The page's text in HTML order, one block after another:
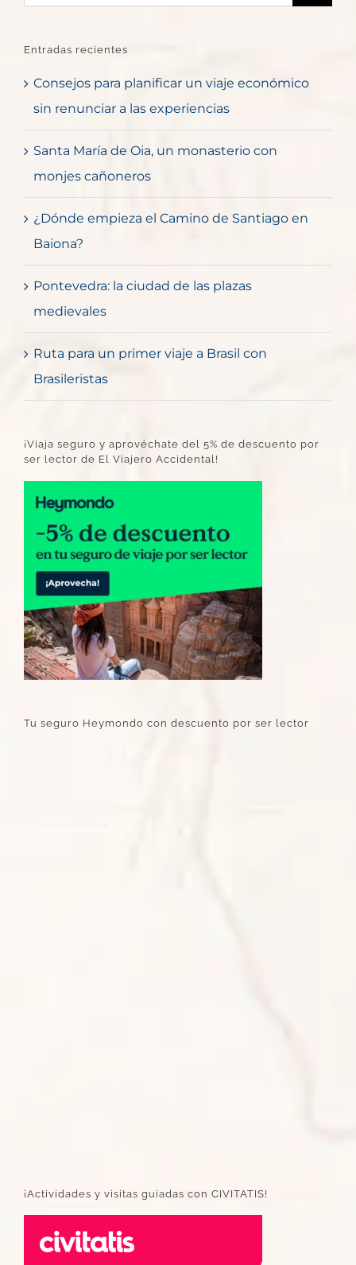
Entradas recientes
Consejos para planificar un viaje económico
sin renunciar a las experiencias
Santa María de Oia, un monasterio con
monjes cañoneros
¿Dónde empieza el Camino de Santiago en
Baiona?
Pontevedra: la ciudad de las plazas
medievales
Ruta para un primer viaje a Brasil con
Brasileristas
¡Viaja seguro y aprovéchate del 5% de descuento por
ser lector de El Viajero Accidental!
Tu seguro Heymondo con descuento por ser lector
¡Actividades y visitas guiadas con CIVITATIS!